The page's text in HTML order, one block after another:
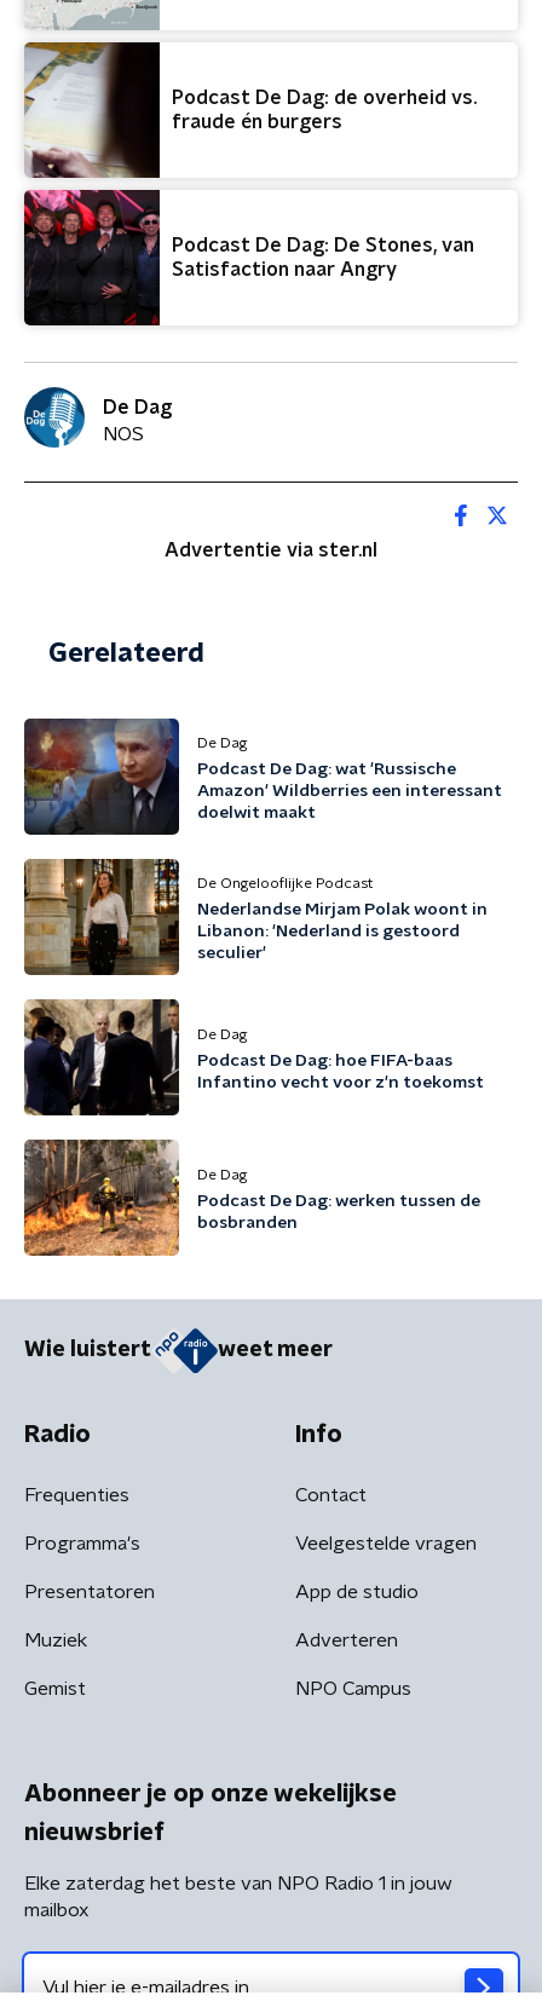
Podcast De Dag: de overheid vs.
fraude én burgers
Podcast De Dag: De Stones, van
Satisfaction naar Angry
De Dag
NOS
Advertentie via ster.nl
Gerelateerd
De Dag
Podcast De Dag: wat 'Russische
Amazon' Wildberries een interessant
doelwit maakt
De Ongelooflijke Podcast
Nederlandse Mirjam Polak woont in
Libanon: 'Nederland is gestoord
seculier'
De Dag
Podcast De Dag: hoe FIFA-baas
Infantino vecht voor z'n toekomst
De Dag
Podcast De Dag: werken tussen de
bosbranden
Wie luistert weet meer
Radio
Frequenties
Programma's
Presentatoren
Muziek
Gemist
Info
Contact
Veelgestelde vragen
App de studio
Adverteren
NPO Campus
Abonneer je op onze wekelijkse
nieuwsbrief
Elke zaterdag het beste van NPO Radio 1 in jouw
mailbox